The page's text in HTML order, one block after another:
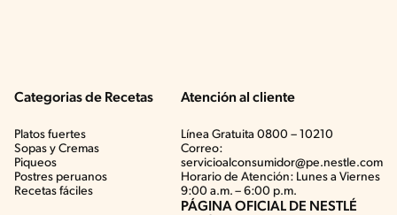
Categorias de Recetas
Platos fuertes
Sopas y Cremas
Piqueos
Postres peruanos
Recetas fáciles
Atención al cliente
Línea Gratuita 0800 – 10210
Correo:
servicioalconsumidor@pe.nestle.com
Horario de Atención: Lunes a Viernes
9:00 a.m. – 6:00 p.m.
PÁGINA OFICIAL DE NESTLÉ